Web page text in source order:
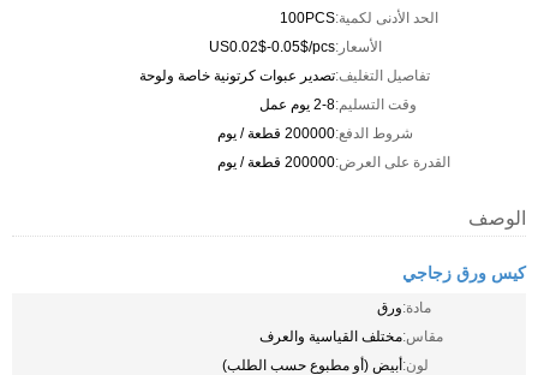
الحد الأدنى لكمية:100PCS
الأسعار:US0.02$-0.05$/pcs
تفاصيل التغليف:تصدير عبوات كرتونية خاصة ولوحة
وقت التسليم:2-8 يوم عمل
شروط الدفع:200000 قطعة / يوم
القدرة على العرض:200000 قطعة / يوم
الوصف
كيس ورق زجاجي
مادة:ورق
مقاس:مختلف القياسية والعرف
لون:أبيض (أو مطبوع حسب الطلب)